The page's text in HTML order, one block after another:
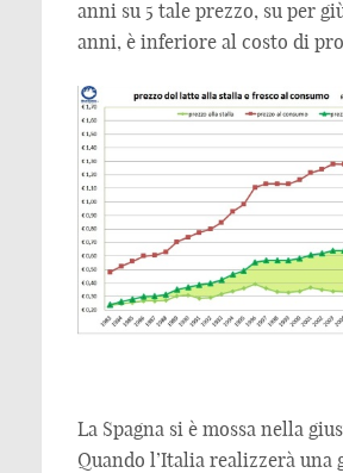
anni su 5 tale prezzo, su per
anni, è inferiore al costo di
La Spagna si è mossa nella
Quando l’Italia realizzerà una